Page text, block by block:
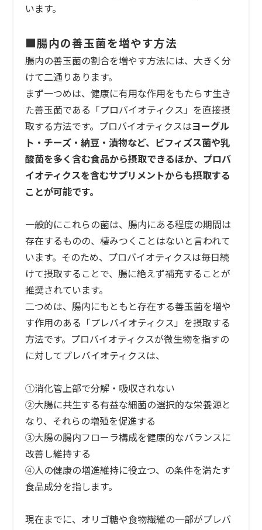
います。
■腸内の善玉菌を増やす方法
腸内の善玉菌の割合を増やす方法には、大きく分
けて二通りあります。
まず一つめは、健康に有用な作用をもたらす生き
た善玉菌である「プロバイオティクス」を直接摂
取する方法です。プロバイオティクスはヨーグル
ト・チーズ・納豆・漬物など、ビフィズス菌や乳
酸菌を多く含む食品から摂取できるほか、プロバ
イオティクスを含むサプリメントからも摂取する
ことが可能です。
一般的にこれらの菌は、腸内にある程度の期間は
存在するものの、棲みつくことはないと言われて
います。そのため、プロバイオティクスは毎日続
けて摂取することで、腸に絶えず補充することが
推奨されています。
二つめは、腸内にもともと存在する善玉菌を増や
す作用のある「プレバイオティクス」を摂取する
方法です。プロバイオティクスが微生物を指すの
に対してプレバイオティクスは、
①消化管上部で分解・吸収されない
②大腸に共生する有益な細菌の選択的な栄養源と
なり、それらの増殖を促進する
③大腸の腸内フローラ構成を健康的なバランスに
改善し維持する
④人の健康の増進維持に役立つ、の条件を満たす
食品成分を指します。
現在までに、オリゴ糖や食物繊維の一部がプレバ